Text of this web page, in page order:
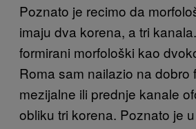
Poznato je recimo da
imaju dva korena, a tri
formirani morfološki kao
Roma sam nailazio na dobro
mezijalne ili prednje kanale
obliku tri korena. Poznato je